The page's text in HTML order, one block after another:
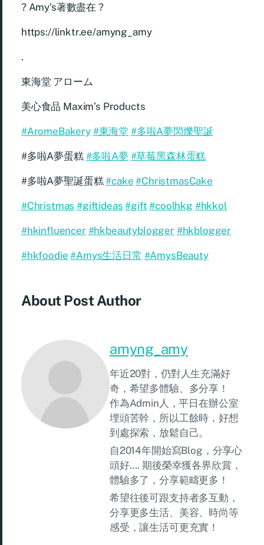
? Amy’s著數盡在 ?
https://linktr.ee/amyng_amy
.
東海堂 アローム
美心食品 Maxim’s Products
#AromeBakery #東海堂 #多啦A夢閃爍聖誕
#多啦A夢蛋糕 #多啦A夢 #草莓黑森林蛋糕
#多啦A夢聖誕蛋糕#cake #ChristmasCake
#Christmas #giftideas #gift #coolhkg #hkkol
#hkinfluencer #hkbeautyblogger #hkblogger
#hkfoodie #Amys生活日常 #AmysBeauty
About Post Author
amyng_amy
年近20對，仍對人生充滿好
奇，希望多體驗、多分享！
作為Admin人，平日在辦公室
埋頭苦幹，所以工餘時，好想
到處探索，放鬆自己。
自2014年開始寫Blog，分享心
頭好…. 期後榮幸獲各界欣賞，
體驗多了，分享範疇更多！
希望往後可跟支持者多互動，
分享更多生活、美容、時尚等
感受，讓生活可更充實！